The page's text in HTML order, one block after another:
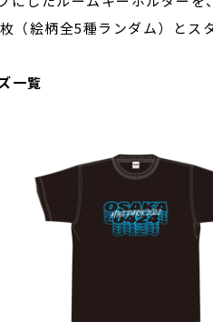
（絵柄全5種ランダム）とス
一覧